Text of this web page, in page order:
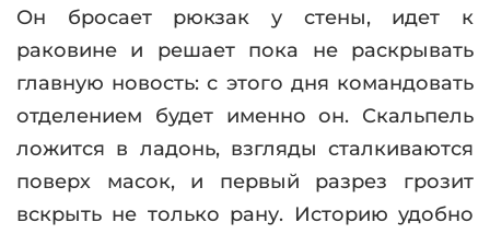
Он бросает рюкзак у стены, идет к
раковине и решает пока не раскрывать
главную новость: с этого дня командовать
отделением будет именно он. Скальпель
ложится в ладонь, взгляды сталкиваются
поверх масок, и первый разрез грозит
вскрыть не только рану. Историю удобно